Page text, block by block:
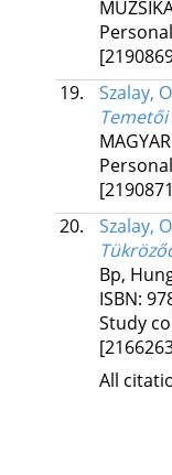
19.
Szalay, O
20.
Szalay,
Bp,
ISBN:
Study
All